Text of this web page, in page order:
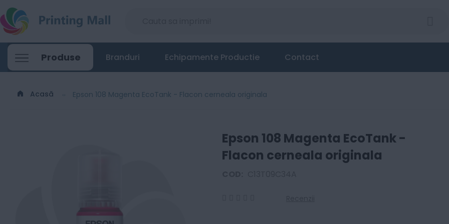
Produse Branduri Echipamente Productie Contact
Acasă Epson 108 Magenta EcoTank - Flacon cerneala originala
Epson 108 Magenta EcoTank -
Flacon cerneala originala
Epson 108 Magenta EcoTank - Flacon cerneala originala
5191Lei